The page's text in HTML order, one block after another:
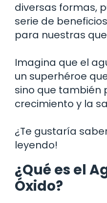
diversas formas,
serie de
para nuestras
Imagina que el
un superhéroe
sino que también
crecimiento y la
¿Te gustaría
leyendo!
¿Qué es el
Óxido?